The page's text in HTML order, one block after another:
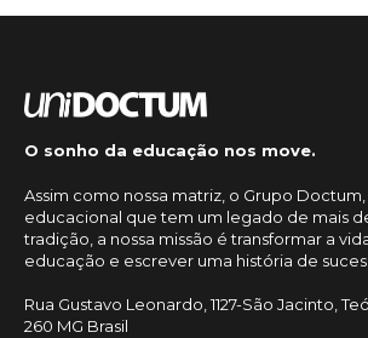
O sonho da educação nos move.
Assim como nossa matriz, o Grupo
educacional que tem um legado de mais
tradição, a nossa missão é transformar a
educação e escrever uma história de
Rua Gustavo Leonardo, 1127-São Jacinto,
260 MG Brasil